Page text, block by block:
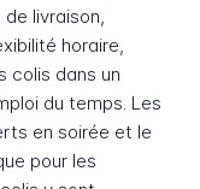
livraison,
horaire,
colis dans un
du temps. Les
en soirée et le
pour les